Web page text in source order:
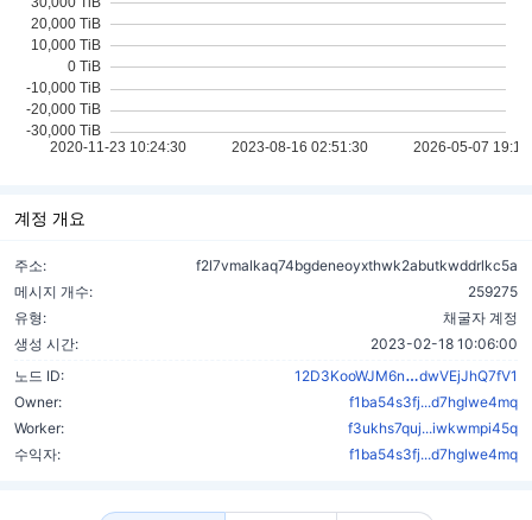
계정 개요
주소:
f2l7vmalkaq74bgdeneoyxthwk2abutkwddrlkc5a
메시지 개수:
259275
유형:
채굴자 계정
생성 시간:
2023-02-18 10:06:00
노드 ID:
12D3KooWJM6n
dwVEjJhQ7fV1
Owner:
f1ba54s3fj...d7hglwe4mq
Worker:
f3ukhs7quj...iwkwmpi45q
수익자:
f1ba54s3fj...d7hglwe4mq